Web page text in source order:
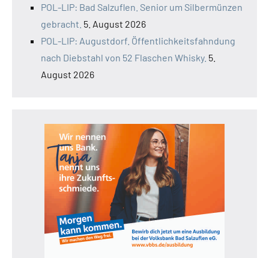
POL-LIP: Bad Salzuflen. Senior um Silbermünzen
gebracht. 5. August 2026
POL-LIP: Augustdorf. Öffentlichkeitsfahndung
nach Diebstahl von 52 Flaschen Whisky. 5.
August 2026